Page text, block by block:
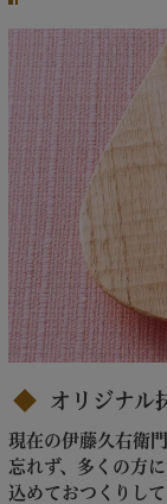
オリジナル
現在の伊藤久右衛
忘れず、多くの方
込めておつくりして